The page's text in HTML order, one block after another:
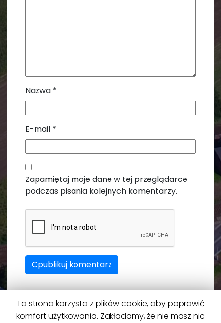
Nazwa *
E-mail *
Zapamiętaj moje dane w tej przeglądarce
podczas pisania kolejnych komentarzy.
Ta strona korzysta z plików cookie, aby poprawić
komfort użytkowania. Zakładamy, że nie masz nic